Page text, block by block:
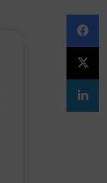
فیس بوک
X
لینکدین